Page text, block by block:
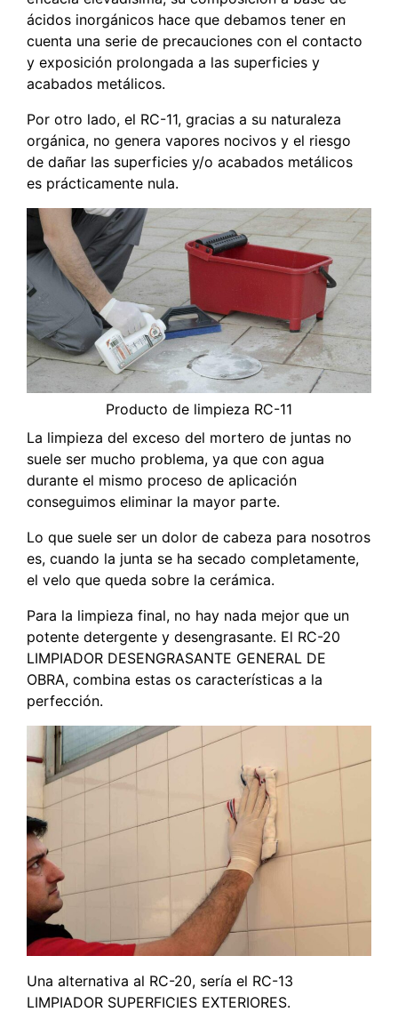
ácidos inorgánicos hace que debamos tener en
cuenta una serie de precauciones con el contacto
y exposición prolongada a las superficies y
acabados metálicos.
Por otro lado, el RC-11, gracias a su naturaleza
orgánica, no genera vapores nocivos y el riesgo
de dañar las superficies y/o acabados metálicos
es prácticamente nula.
Producto de limpieza RC-11
La limpieza del exceso del mortero de juntas no
suele ser mucho problema, ya que con agua
durante el mismo proceso de aplicación
conseguimos eliminar la mayor parte.
Lo que suele ser un dolor de cabeza para nosotros
es, cuando la junta se ha secado completamente,
el velo que queda sobre la cerámica.
Para la limpieza final, no hay nada mejor que un
potente detergente y desengrasante. El RC-20
LIMPIADOR DESENGRASANTE GENERAL DE
OBRA, combina estas os características a la
perfección.
Una alternativa al RC-20, sería el RC-13
LIMPIADOR SUPERFICIES EXTERIORES.